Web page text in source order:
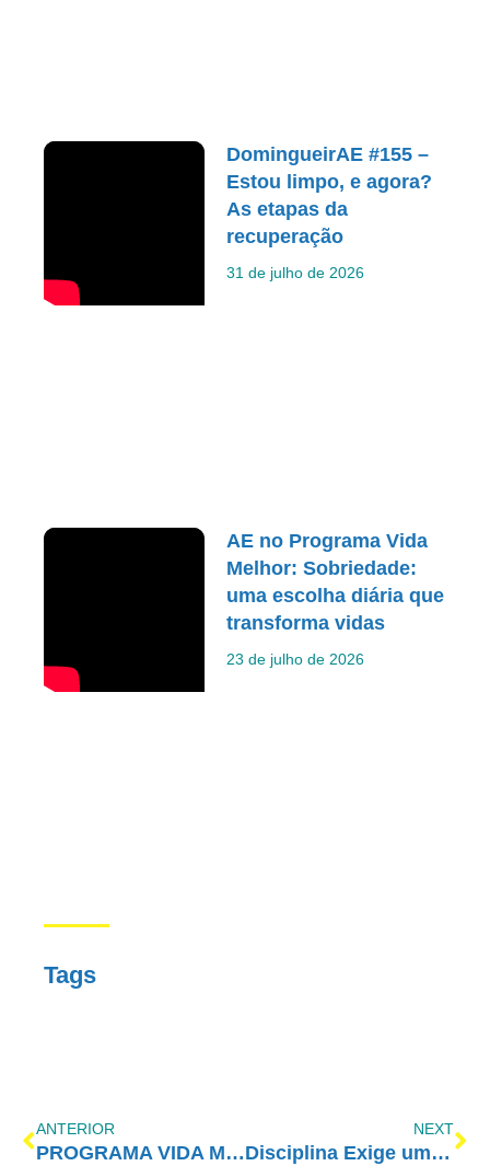
DomingueirAE #155 –
Estou limpo, e agora?
As etapas da
recuperação
31 de julho de 2026
AE no Programa Vida
Melhor: Sobriedade:
uma escolha diária que
transforma vidas
23 de julho de 2026
Tags
ANTERIOR
PROGRAMA VIDA MELHOR – REDEVIDA – 13/11/2017
NEXT
Disciplina Exige um Esforço que Vale a Pena